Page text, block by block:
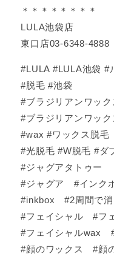
＊＊＊＊＊＊＊＊
LULA池袋店
東口店03-6348-4888
#LULA #LULA池袋 #
#脱毛 #池袋
#ブラジリアンワック
#ブラジリアンワック
#wax #ワックス脱毛
#光脱毛 #W脱毛 #
#ジャグアタトゥー
#ジャグア #インク
#inkbox #2周間で消
#フェイシャル #フ
#フェイシャルwax
#顔のワックス #顔